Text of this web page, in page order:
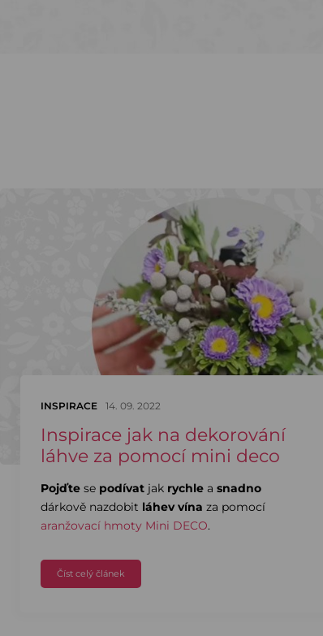
INSPIRACE 14. 09. 2022
Inspirace jak na dekorování
láhve za pomocí mini deco
Pojďte se podívat jak rychle a snadno
dárkově nazdobit láhev vína za pomocí
aranžovací hmoty Mini DECO.
Číst celý článek